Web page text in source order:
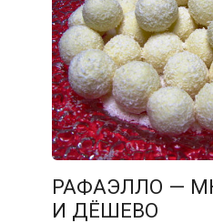
РАФАЭЛЛО —
И ДЁШЕВО